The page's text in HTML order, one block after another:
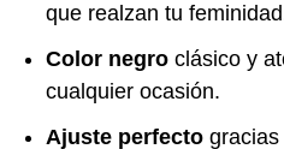
que realzan tu
Color negro clásico y
cualquier ocasión.
Ajuste perfecto